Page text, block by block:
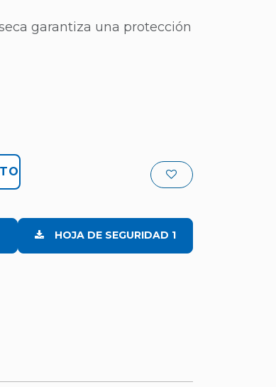
garantiza una protección
HOJA DE SEGURIDAD 1